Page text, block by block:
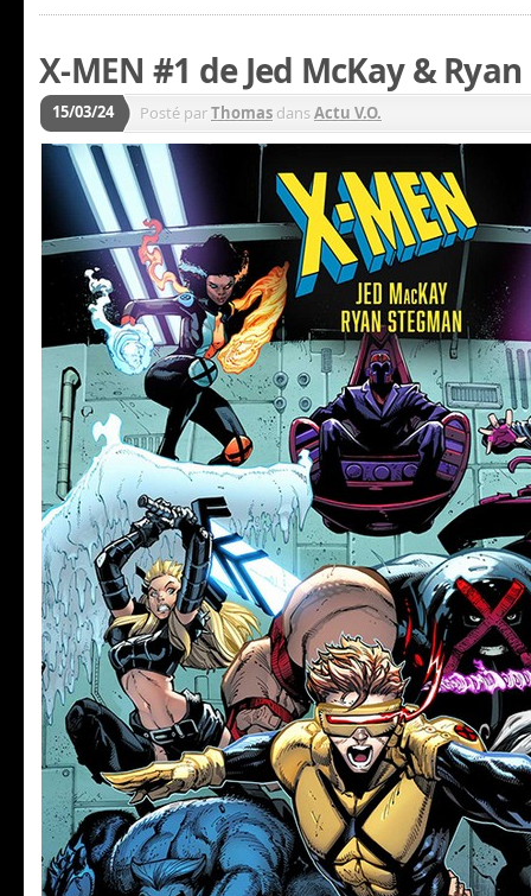
X-MEN #1 de Jed McKay &
15/03/24 Posté parThomas dansActu V.O.